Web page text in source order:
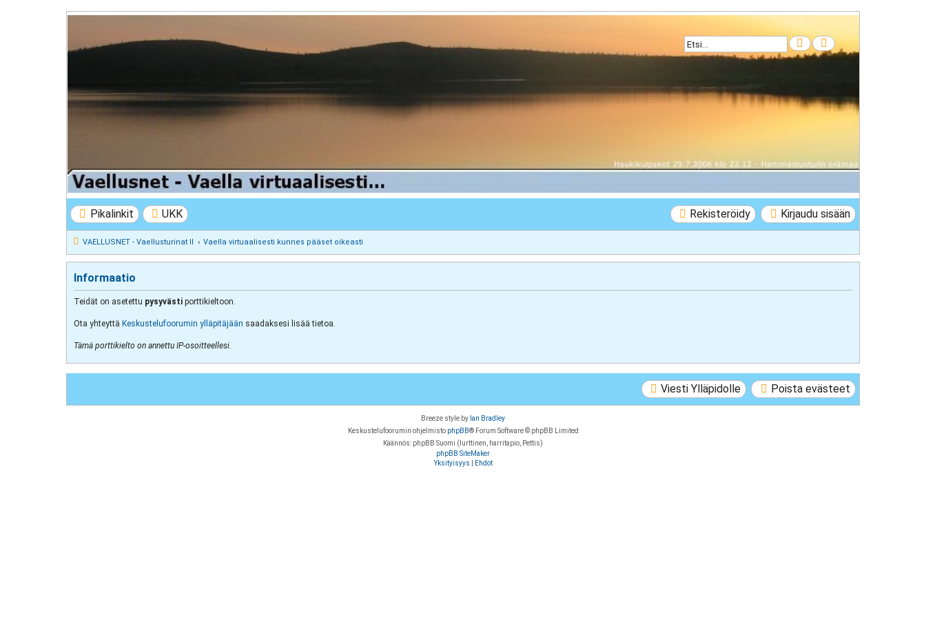
Etsi Tarkennettu haku
VAELLUSNET - Vaellusturinat II
Keskustelua vaeltamisesta ja Lapista
Pikalinkit UKK Kirjaudu sisään
Rekisteröidy
VAELLUSNET - Vaellusturinat II Vaella virtuaalisesti kunnes pääset oikeasti
Informaatio
Teidät on asetettu pysyvästi porttikieltoon.
Ota yhteyttä Keskustelufoorumin ylläpitäjään saadaksesi lisää tietoa.
Tämä porttikielto on annettu IP-osoitteellesi.
Poista evästeet
Viesti Ylläpidolle
Breeze style by Ian Bradley
Keskustelufoorumin ohjelmisto phpBB® Forum Software © phpBB Limited
Käännös: phpBB Suomi (lurttinen, harritapio, Pettis)
phpBB SiteMaker
Yksityisyys
Ehdot